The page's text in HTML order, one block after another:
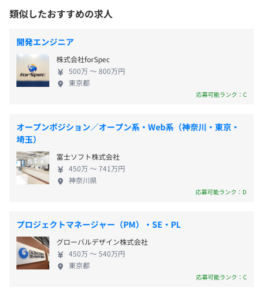
・サプライチェーン最適化/各種データ分析ツール
【SMART WAREHOUSE】
・物流センターの自動化・省人化・無人化
https://www.logisteed.com/jp/swh/
【SCLINK＋】
・貿易実務の効率化/デジタルプラットフォーム
【AUTONMATE】
・自律移動型協働ロボット
https://sol.logisteed.com/news/20240821.html
・IT技術研修
（Java・Webプログラミング、データベース、ネットワ
ーク、DX系（Iot,AI,5G,RPA,Python他）
∟日立グループの豊富な研修(約600コース)からeラーニ
9：00〜17：45（所定労働時間7時間45分 休憩60分）
◆フレックスタイム制
コアタイム11：00〜15：45
休憩時間：12:00〜13:00（60分）
年間休日：123日
・完全週休2日制
・祝日
・慶弔休暇
・GW休暇
・夏期休暇
・産前・産後休暇・配偶者出産休暇
・育児休暇 ※取得実績あり。取得したすべての社員が復
けるリーダーへと着実に成長していただき、最終的
には物流コンサルタントとして活躍していただくこ
とを期待しています。 「IT」と「物流」という2つの
分野を極め、お客様から頼られる一流のスペシャリ
ストを目指しませんか？ ◆積極的に挑戦できる社風
柔軟な働き方や、手厚い福利厚生など、働きやすい
職場づくりに注力しています。積極的に挑戦する向上
からプロジェクトのサブリーダーに抜擢するなど、
技術やマネジメントを学べる機会を用意しています。
先輩や上司による万全のフォロー体制のもと、安心
して働くことができます。向上心溢れる新たな仲間を
お待ちしております。
類似したおすすめの求人
開発エンジニア
株式会社forSpec
500万 〜 800万円
東京都
応募可能ランク：C
オープンポジション／オープン系・Web系（神奈川・東京・
埼玉）
富士ソフト株式会社
450万 〜 741万円
神奈川県
応募可能ランク：D
プロジェクトマネージャー（PM）・SE・PL
グローバルデザイン株式会社
450万 〜 540万円
東京都
応募可能ランク：C